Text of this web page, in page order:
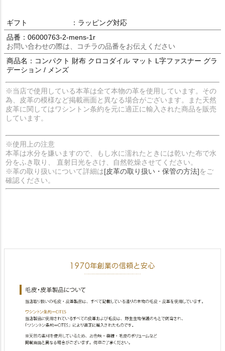
ギフト
：ラッピング対応
品番：06000763-2-mens-1r
お問い合わせの際は、コチラの品番をお伝えください
商品名：コンパクト 財布 クロコダイル マット L字ファスナー グラ
デーション / メンズ
※当店で使用している本革は全て本物の革を使用しています。その
為、皮革の模様など掲載画面と異なる場合がございます。また天然
皮革に関してはワシントン条約を元に適正に輸入された商品を販売
しています。
※使用上の注意
本革は水分を嫌いますので、もし水に濡れたときには乾いた布で水
分をふき取り、 直射日光をさけ、自然乾燥させてください。
※革の取り扱いについて詳細は[皮革の取り扱い・保管の方法]をご
確認ください。